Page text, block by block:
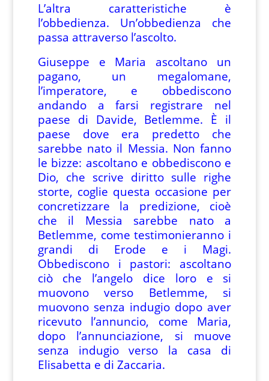
L’altra caratteristiche è
l’obbedienza. Un’obbedienza che
passa attraverso l’ascolto.
Giuseppe e Maria ascoltano un
pagano, un megalomane,
l’imperatore, e obbediscono
andando a farsi registrare nel
paese di Davide, Betlemme. È il
paese dove era predetto che
sarebbe nato il Messia. Non fanno
le bizze: ascoltano e obbediscono e
Dio, che scrive diritto sulle righe
storte, coglie questa occasione per
concretizzare la predizione, cioè
che il Messia sarebbe nato a
Betlemme, come testimonieranno i
grandi di Erode e i Magi.
Obbediscono i pastori: ascoltano
ciò che l’angelo dice loro e si
muovono verso Betlemme, si
muovono senza indugio dopo aver
ricevuto l’annuncio, come Maria,
dopo l’annunciazione, si muove
senza indugio verso la casa di
Elisabetta e di Zaccaria.